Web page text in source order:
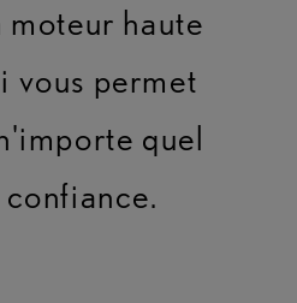
moteur haute
vous permet
quel